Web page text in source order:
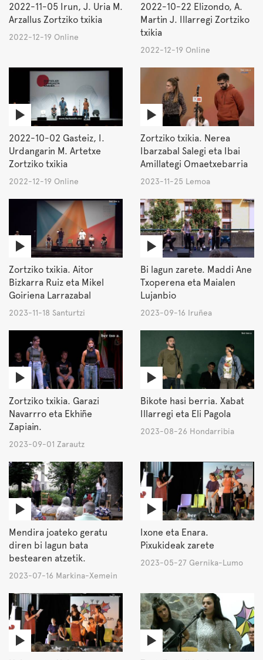
2022-11-05 Irun, J. Uria M.
Arzallus Zortziko txikia
2022-12-19 Online
2022-10-22 Elizondo, A.
Martin J. Illarregi Zortziko
txikia
2022-12-19 Online
2022-10-02 Gasteiz, I.
Urdangarin M. Artetxe
Zortziko txikia
2022-12-19 Online
Zortziko txikia. Nerea
Ibarzabal Salegi eta Ibai
Amillategi Omaetxebarria
2023-11-25 Lemoa
Zortziko txikia. Aitor
Bizkarra Ruiz eta Mikel
Goiriena Larrazabal
2023-11-18 Santurtzi
Bi lagun zarete. Maddi Ane
Txoperena eta Maialen
Lujanbio
2023-09-16 Iruñea
Zortziko txikia. Garazi
Navarrro eta Ekhiñe
Zapiain.
2023-09-01 Zarautz
Bikote hasi berria. Xabat
Illarregi eta Eli Pagola
2023-08-26 Hondarribia
Mendira joateko geratu
diren bi lagun bata
bestearen atzetik.
2023-07-16 Markina-Xemein
Ixone eta Enara.
Pixukideak zarete
2023-05-27 Gernika-Lumo